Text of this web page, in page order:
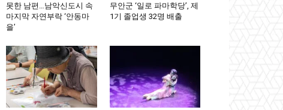
못한 남편…남악신도시 속
마지막 자연부락 ‘안동마
을’
무안군 ‘일로 파마학당’, 제
1기 졸업생 32명 배출